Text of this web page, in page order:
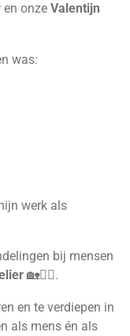
en onze Valentijn
was:
werk als
bij mensen
🏡💆‍♀️.
en te verdiepen in
als mens én als